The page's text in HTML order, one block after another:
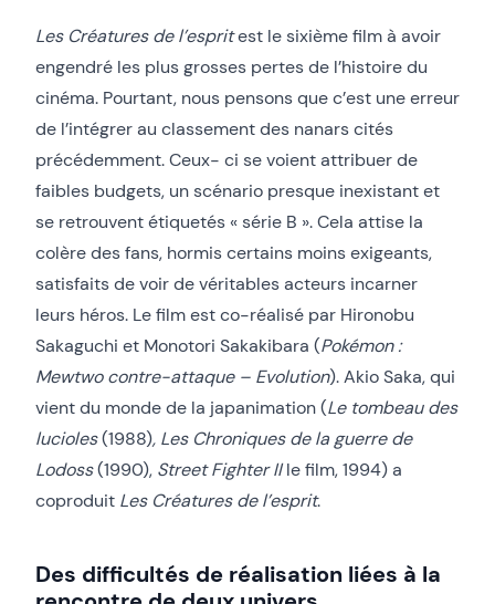
Les Créatures de l’espritest le sixième film à avoir
engendré les plus grosses pertes de l’histoire du
cinéma. Pourtant, nous pensons que c’est une erreur
de l’intégrer au classement des nanars cités
précédemment. Ceux- ci se voient attribuer de
faibles budgets, un scénario presque inexistant et
se retrouvent étiquetés « série B ». Cela attise la
colère des fans, hormis certains moins exigeants,
satisfaits de voir de véritables acteurs incarner
leurs héros. Le film est co-réalisé par Hironobu
Sakaguchi et Monotori Sakakibara (Pokémon :
Mewtwo contre-attaque – Evolution). Akio Saka, qui
vient du monde de la japanimation (Le tombeau des
lucioles(1988), Les Chroniques de la guerre de
Lodoss(1990), Street Fighter IIle film, 1994) a
coproduit Les Créatures de l’esprit.
Des difficultés de réalisation liées à la